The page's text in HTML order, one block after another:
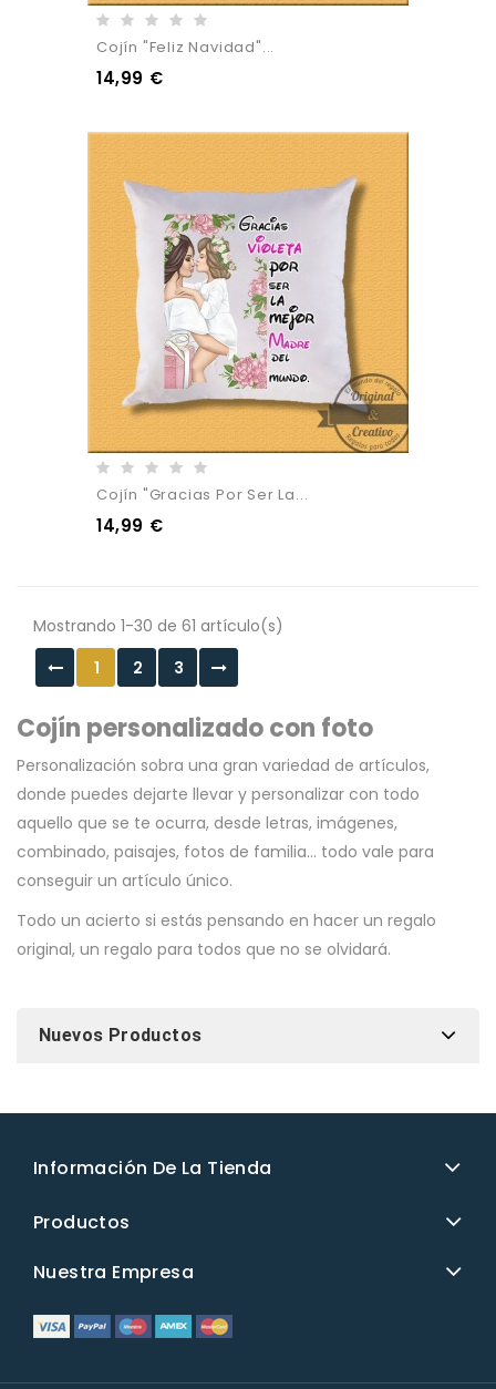
Cojín "Feliz Navidad"...
14,99 €
Cojín "Gracias Por Ser La...
14,99 €
Mostrando 1-30 de 61 artículo(s)
1
2 3
Cojín personalizado con foto
Personalización sobra una gran variedad de artículos,
donde puedes dejarte llevar y personalizar con todo
aquello que se te ocurra, desde letras, imágenes,
combinado, paisajes, fotos de familia... todo vale para
conseguir un artículo único.
Todo un acierto si estás pensando en hacer un regalo
original, un regalo para todos que no se olvidará.
Nuevos Productos
Información De La Tienda
Productos
Nuestra Empresa